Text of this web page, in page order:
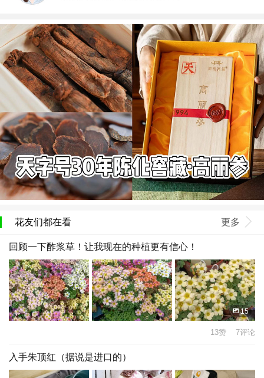
花友们都在看 更多
回顾一下酢浆草！让我现在的种植更有信心！
15
13赞 7评论
入手朱顶红（据说是进口的）